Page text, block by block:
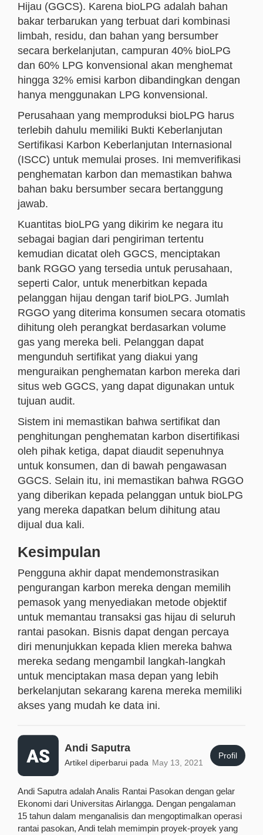
Hijau (GGCS). Karena bioLPG adalah bahan
bakar terbarukan yang terbuat dari kombinasi
limbah, residu, dan bahan yang bersumber
secara berkelanjutan, campuran 40% bioLPG
dan 60% LPG konvensional akan menghemat
hingga 32% emisi karbon dibandingkan dengan
hanya menggunakan LPG konvensional.
Perusahaan yang memproduksi bioLPG harus
terlebih dahulu memiliki Bukti Keberlanjutan
Sertifikasi Karbon Keberlanjutan Internasional
(ISCC) untuk memulai proses. Ini memverifikasi
penghematan karbon dan memastikan bahwa
bahan baku bersumber secara bertanggung
jawab.
Kuantitas bioLPG yang dikirim ke negara itu
sebagai bagian dari pengiriman tertentu
kemudian dicatat oleh GGCS, menciptakan
bank RGGO yang tersedia untuk perusahaan,
seperti Calor, untuk menerbitkan kepada
pelanggan hijau dengan tarif bioLPG. Jumlah
RGGO yang diterima konsumen secara otomatis
dihitung oleh perangkat berdasarkan volume
gas yang mereka beli. Pelanggan dapat
mengunduh sertifikat yang diakui yang
menguraikan penghematan karbon mereka dari
situs web GGCS, yang dapat digunakan untuk
tujuan audit.
Sistem ini memastikan bahwa sertifikat dan
penghitungan penghematan karbon disertifikasi
oleh pihak ketiga, dapat diaudit sepenuhnya
untuk konsumen, dan di bawah pengawasan
GGCS. Selain itu, ini memastikan bahwa RGGO
yang diberikan kepada pelanggan untuk bioLPG
yang mereka dapatkan belum dihitung atau
dijual dua kali.
Kesimpulan
Pengguna akhir dapat mendemonstrasikan
pengurangan karbon mereka dengan memilih
pemasok yang menyediakan metode objektif
untuk memantau transaksi gas hijau di seluruh
rantai pasokan. Bisnis dapat dengan percaya
diri menunjukkan kepada klien mereka bahwa
mereka sedang mengambil langkah-langkah
untuk menciptakan masa depan yang lebih
berkelanjutan sekarang karena mereka memiliki
akses yang mudah ke data ini.
Andi Saputra
Artikel diperbarui pada May 13, 2021
Profil
Andi Saputra adalah Analis Rantai Pasokan dengan gelar
Ekonomi dari Universitas Airlangga. Dengan pengalaman
15 tahun dalam menganalisis dan mengoptimalkan operasi
rantai pasokan, Andi telah memimpin proyek-proyek yang